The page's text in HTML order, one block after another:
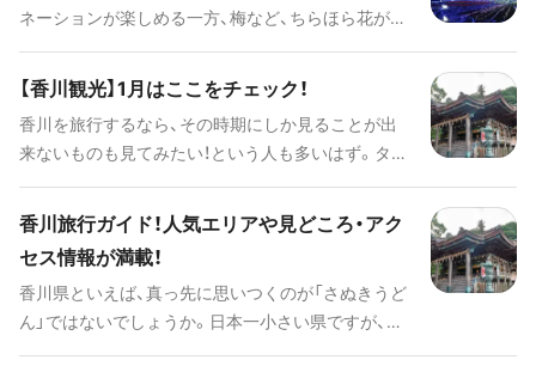
ネーションが楽しめる一方、梅など、ちらほら花が色
けの風景やイベントにも参加してみたいものです。
ぜひプランの参考にしてみてください。
【香川観光】1月はここをチェック！
香川を旅行するなら、その時期にしか見ることが出
来ないものも見てみたい！という人も多いはず。タイ
い出を作りたいものです。ぜひ旅のプランの参考に
してみてください。
香川旅行ガイド！人気エリアや見どころ・アク
セス情報が満載！
香川県といえば、真っ先に思いつくのが「さぬきうど
ん」ではないでしょうか。日本一小さい県ですが、